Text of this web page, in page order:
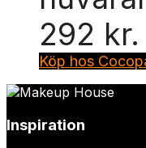
292 kr.
Köp hos
Inspiration